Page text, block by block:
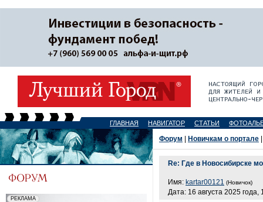
ГЛАВНАЯ НАВИГАТОР СТАТЬИ
Форум Новичкам о портале
Re: Где в Новосибирске
Имя: kartar00121 (Новичок)
Дата: 16 августа 2025 года,